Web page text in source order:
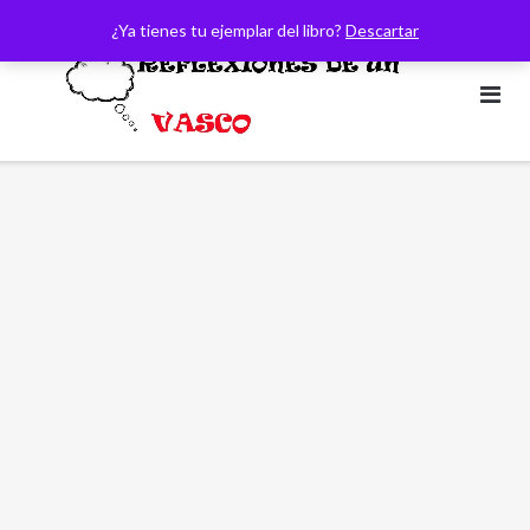
¿Ya tienes tu ejemplar del libro? Descartar
contenido